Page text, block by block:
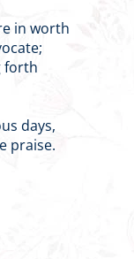
in worth
forth
days,
praise.